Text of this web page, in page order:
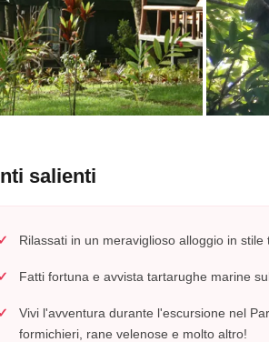
salienti
Rilassati in un meraviglioso alloggio in
Fatti fortuna e avvista tartarughe marine
Vivi l'avventura durante l'escursione nel
formichieri, rane velenose e molto altro!